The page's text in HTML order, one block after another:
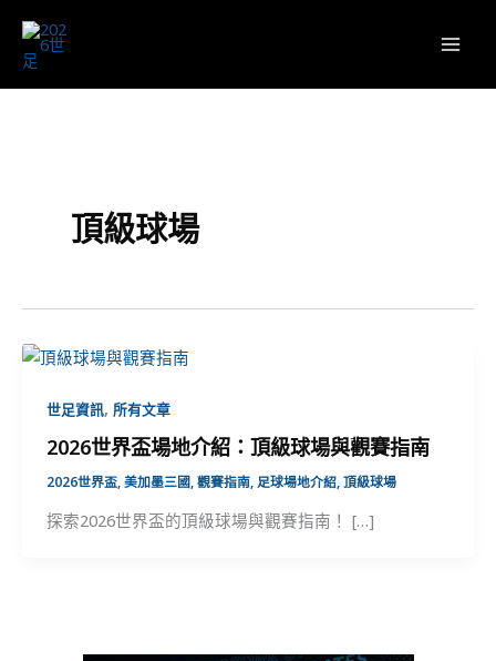
要
頂級球場
世足資訊, 所有文章
2026世界盃場地介紹：頂級球場與觀賽指南
2026世界盃, 美加墨三國, 觀賽指南, 足球場地介紹, 頂級球場
探索2026世界盃的頂級球場與觀賽指南！ […]